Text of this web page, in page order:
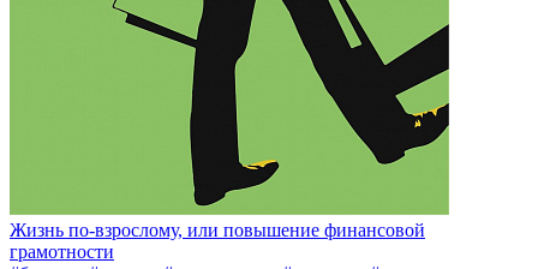
Жизнь по-взрослому, или повышение финансовой
грамотности